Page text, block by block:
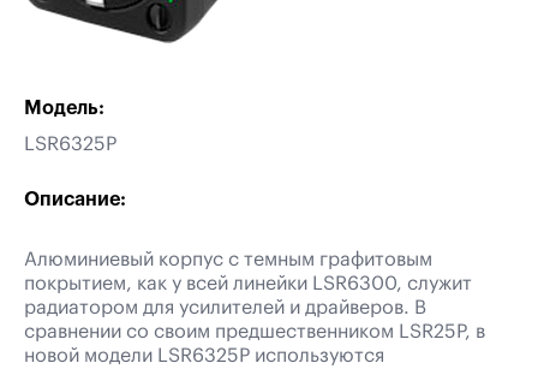
Модель:
LSR6325P
Описание:
Алюминиевый корпус с темным графитовым
покрытием, как у всей линейки LSR6300, служит
радиатором для усилителей и драйверов. В
сравнении со своим предшественником LSR25P, в
новой модели LSR6325P используются